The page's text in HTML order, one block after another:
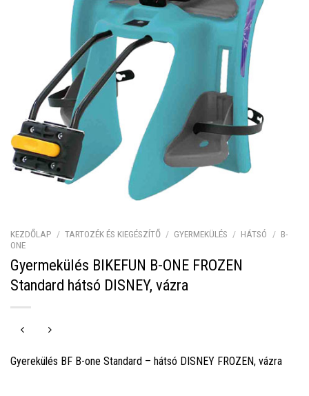
KEZDŐLAP / TARTOZÉK ÉS KIEGÉSZÍTŐ / GYERMEKÜLÉS / HÁTSÓ / B-
ONE
Gyermekülés BIKEFUN B-ONE FROZEN
Standard hátsó DISNEY, vázra
Gyerekülés BF B-one Standard – hátsó DISNEY FROZEN, vázra